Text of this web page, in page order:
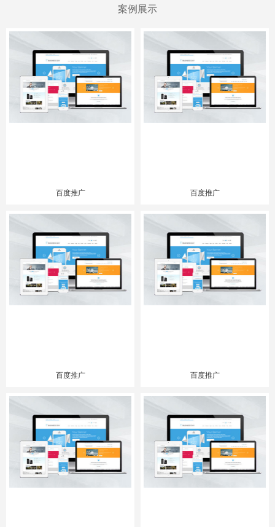
案例展示
百度推广 百度推广
百度推广 百度推广